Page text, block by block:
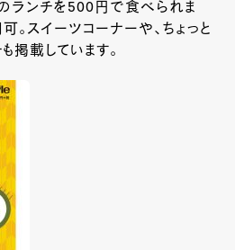
ランチを500円で食べられま
。スイーツコーナーや、ちょっと
掲載しています。